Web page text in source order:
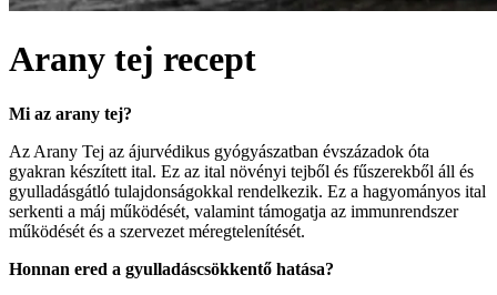
Arany tej recept
Mi az arany tej?
Az Arany Tej az ájurvédikus gyógyászatban évszázadok óta
gyakran készített ital. Ez az ital növényi tejből és fűszerekből áll és
gyulladásgátló tulajdonságokkal rendelkezik. Ez a hagyományos ital
serkenti a máj működését, valamint támogatja az immunrendszer
működését és a szervezet méregtelenítését.
Honnan ered a gyulladáscsökkentő hatása?